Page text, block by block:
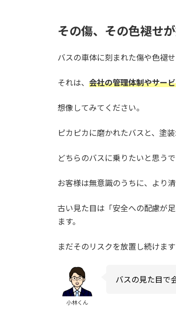
その傷、その色褪せ
バスの車体に刻まれた傷や色褪
それは、 会社の管理体制やサー
想像してみてください。
ピカピカに磨かれたバスと、塗
どちらのバスに乗りたいと思う
お客様は無意識のうちに、より
古い見た目は「安全への配慮が
ます。
まだそのリスクを放置し続けます
小林くん
バスの見た目で